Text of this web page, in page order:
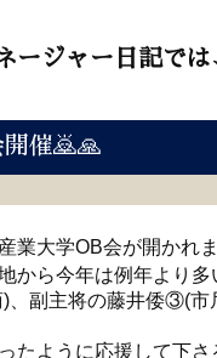
ージャー日記で
催🙇🙏
業大学OB会が開かれま
から今年は例年より
副主将の藤井倭③(市
たように応援して下